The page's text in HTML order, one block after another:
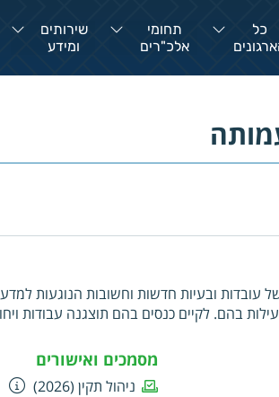
כל
תחומי
אלכ"רים
שירותים
ומידע
עובדות ובעיות חדשות וחשובות הנוגעות
בהם. לקיים כנסים בהם תוצגנה עבודות
מסמכים ואישורים
ניהול תקין (2026)